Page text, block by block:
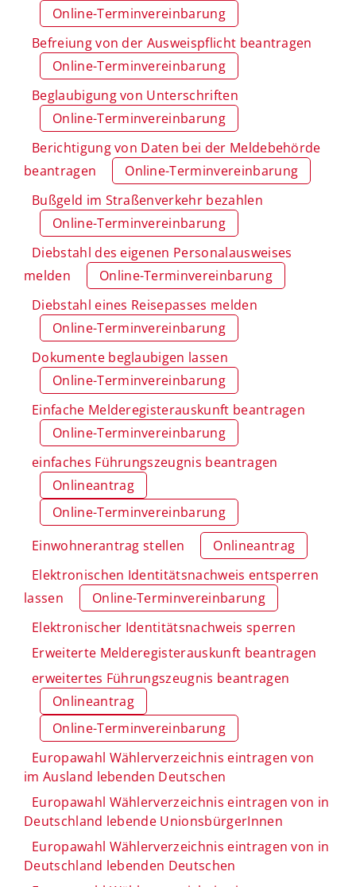
Online-Terminvereinbarung
Befreiung von der Ausweispflicht beantragen
Online-Terminvereinbarung
Beglaubigung von Unterschriften
Online-Terminvereinbarung
Berichtigung von Daten bei der Meldebehörde
beantragen
Online-Terminvereinbarung
Bußgeld im Straßenverkehr bezahlen
Online-Terminvereinbarung
Diebstahl des eigenen Personalausweises
melden
Online-Terminvereinbarung
Diebstahl eines Reisepasses melden
Online-Terminvereinbarung
Dokumente beglaubigen lassen
Online-Terminvereinbarung
Einfache Melderegisterauskunft beantragen
Online-Terminvereinbarung
einfaches Führungszeugnis beantragen
Onlineantrag
Online-Terminvereinbarung
Einwohnerantrag stellen
Onlineantrag
Elektronischen Identitätsnachweis entsperren
lassen
Online-Terminvereinbarung
Elektronischer Identitätsnachweis sperren
Erweiterte Melderegisterauskunft beantragen
erweitertes Führungszeugnis beantragen
Onlineantrag
Online-Terminvereinbarung
Europawahl Wählerverzeichnis eintragen von
im Ausland lebenden Deutschen
Europawahl Wählerverzeichnis eintragen von in
Deutschland lebende UnionsbürgerInnen
Europawahl Wählerverzeichnis eintragen von in
Deutschland lebenden Deutschen